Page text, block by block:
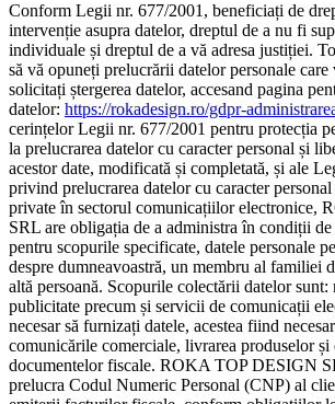
Conform Legii nr. 677/2001, beneficiați de
intervenție asupra datelor, dreptul de a nu fi
individuale și dreptul de a vă adresa justiției.
să vă opuneți prelucrării datelor personale care
solicitați ștergerea datelor, accesand pagina
datelor: https://rokadesign.ro/gdpr-
cerințelor Legii nr. 677/2001 pentru protecția
la prelucrarea datelor cu caracter personal și
acestor date, modificată și completată, și ale
privind prelucrarea datelor cu caracter
private în sectorul comunicațiilor electronice,
SRL are obligația de a administra în condiții
pentru scopurile specificate, datele personale
despre dumneavoastră, un membru al familiei
altă persoană. Scopurile colectării datelor sunt:
publicitate precum și servicii de comunicații
necesar să furnizați datele, acestea fiind
comunicările comerciale, livrarea produselor și
documentelor fiscale. ROKA TOP DESIGN
prelucra Codul Numeric Personal (CNP) al